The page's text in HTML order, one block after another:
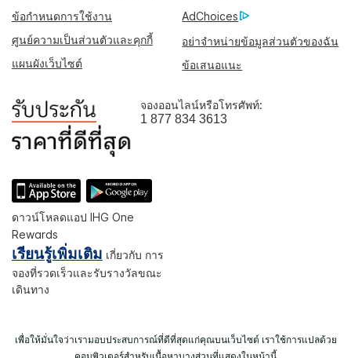
ข้อกำหนดการใช้งาน
AdChoices
ศูนย์ความเป็นส่วนตัวและคุกกี้
อย่าจำหน่ายข้อมูลส่วนตัวของฉัน
แผนผังเว็บไซต์
ข้อเสนอแนะ
จองออนไลน์หรือโทรศัพท์:
1 877 834 3613
ดาวน์โหลดแอป IHG One
Rewards
เรียนรู้เพิ่มเติม เกี่ยวกับ การ
จองที่รวดเร็วและรับรางวัลขณะ
เดินทาง
เพื่อให้มั่นใจว่าเรามอบประสบการณ์ที่ดีที่สุดแก่คุณบนเว็บไซต์ เราใช้การแปลด้วย